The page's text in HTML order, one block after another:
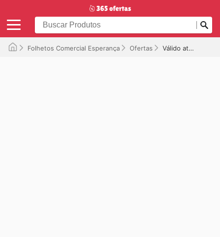
Folhetos Comercial Esperança Ofertas Válido até 06/11/2025